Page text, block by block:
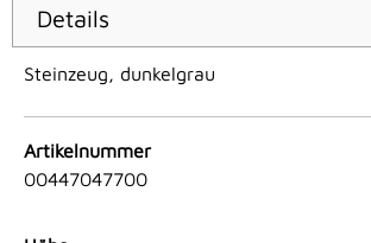
Details
Steinzeug, dunkelgrau
Artikelnummer
00447047700